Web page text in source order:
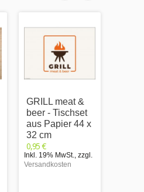
GRILL meat &
beer - Tischset
aus Papier 44 x
32 cm
0,95 €
Inkl. 19% MwSt., zzgl.
Versandkosten